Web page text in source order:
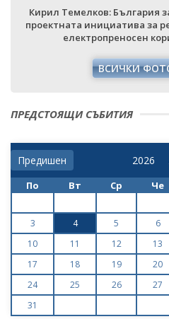
Темелков: България заяви
инициатива за
електропреносен коридор
ВСИЧКИ
ПРЕДСТОЯЩИ СЪБИТИЯ
Предишен
По Вт Ср Че
3
4 5 6
10
11 12 13
17
18 19 20
24
25 26 27
31